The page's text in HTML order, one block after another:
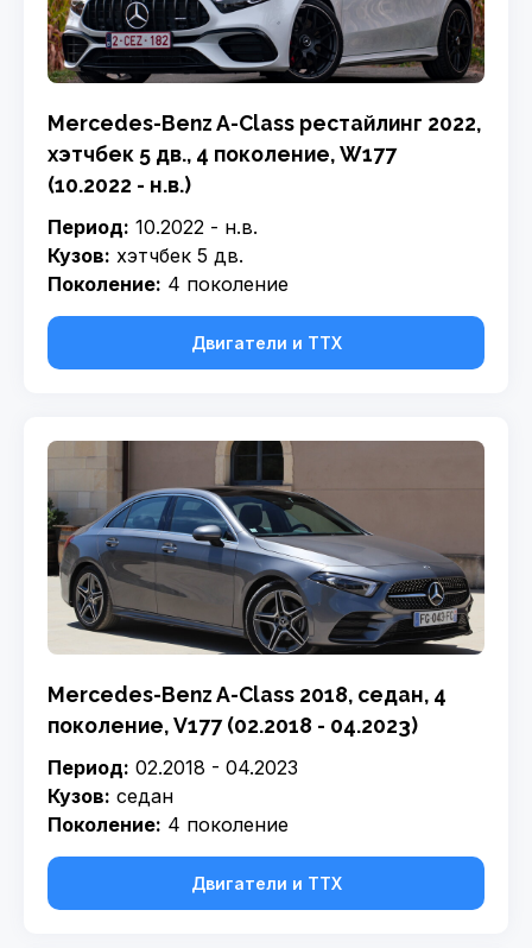
Mercedes-Benz A-Class рестайлинг 2022,
хэтчбек 5 дв., 4 поколение, W177
(10.2022 - н.в.)
Период: 10.2022 - н.в.
Кузов: хэтчбек 5 дв.
Поколение: 4 поколение
Двигатели и ТТХ
Mercedes-Benz A-Class 2018, седан, 4
поколение, V177 (02.2018 - 04.2023)
Период: 02.2018 - 04.2023
Кузов: седан
Поколение: 4 поколение
Двигатели и ТТХ